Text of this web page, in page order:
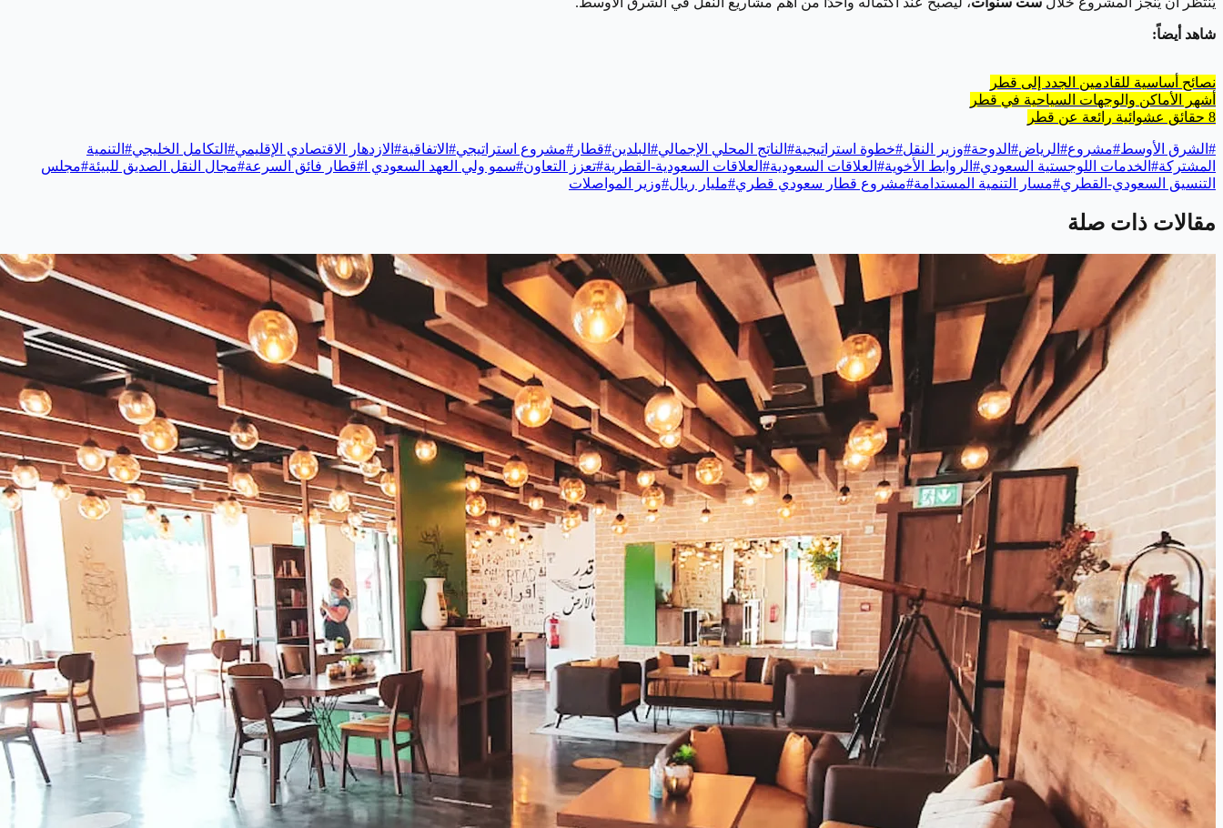
شاهد أيضاً:
نصائح أساسية للقادمين الجدد إلى قطر
أشهر الأماكن والوجهات السياحية في قطر
8 حقائق عشوائية رائعة عن قطر
# الشرق الأوسط#مشروع# الرياض# الدوحة#وزير النقل#خطوة استراتيجية# الناتج المحلي الإجمالي# البلدين#قطار #مشروع استراتيجي# الاتفاقية# الازدهار الاقتصادي الإقليمي# التكامل الخليجي# التنمية
المشتركة# الخدمات اللوجستية السعودي# الروابط الأخوية# العلاقات السعودية# العلاقات السعودية-القطرية#تعزز التعاون#سمو ولي العهد السعودي ا #قطار فائق السرعة#مجال النقل الصديق للبيئة#مجلس
التنسيق السعودي-القطري#مسار التنمية المستدامة#مشروع قطار سعودي قطري#مليار ريال#وزير المواصلات
مقالات ذات صلة